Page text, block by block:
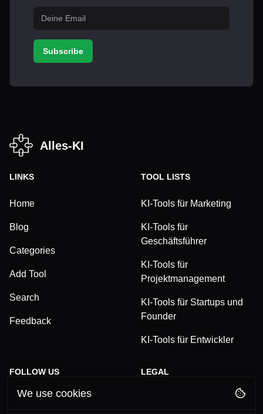
Subscribe
Alles-KI
LINKS
Home
Blog
Categories
Add Tool
Search
Feedback
TOOL LISTS
KI-Tools für Marketing
KI-Tools für
Geschäftsführer
KI-Tools für
Projektmanagement
KI-Tools für Startups und
Founder
KI-Tools für Entwickler
FOLLOW US
TikTok
LEGAL
We use cookies